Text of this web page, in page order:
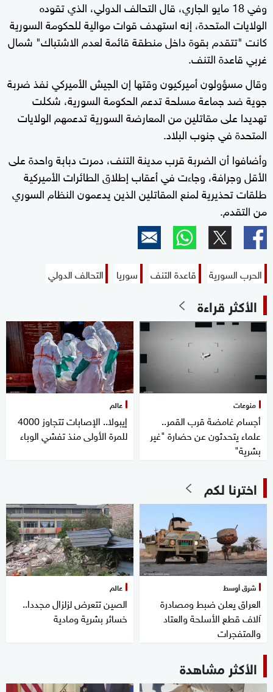
وفي 18 مايو الجاري، قال التحالف الدولي، الذي تقوده
الولايات المتحدة، إنه استهدف قوات موالية للحكومة السورية
كانت "تتقدم بقوة داخل منطقة قائمة لعدم الاشتباك" شمال
غربي قاعدة التنف.
وقال مسؤولون أميركيون وقتها إن الجيش الأميركي نفذ ضربة
جوية ضد جماعة مسلحة تدعم الحكومة السورية، شكلت
تهديدا على مقاتلين من المعارضة السورية تدعمهم الولايات
المتحدة في جنوب البلاد.
وأضافوا أن الضربة قرب مدينة التنف، دمرت دبابة واحدة على
الأقل وجرافة، وجاءت في أعقاب إطلاق الطائرات الأميركية
طلقات تحذيرية لمنع المقاتلين الذين يدعمون النظام السوري
من التقدم.
الحرب السورية قاعدة التنف سوريا التحالف الدولي
الأكثر قراءة
منوعات
أجسام غامضة قرب القمر..
علماء يتحدثون عن حضارة "غير
بشرية"
عالم
إيبولا.. الإصابات تتجاوز 4000
للمرة الأولى منذ تفشي الوباء
اخترنا لكم
شرق أوسط
العراق يعلن ضبط ومصادرة
آلاف قطع الأسلحة والعتاد
والمتفجرات
عالم
الصين تتعرض لزلزال مجددا..
خسائر بشرية ومادية
الأكثر مشاهدة